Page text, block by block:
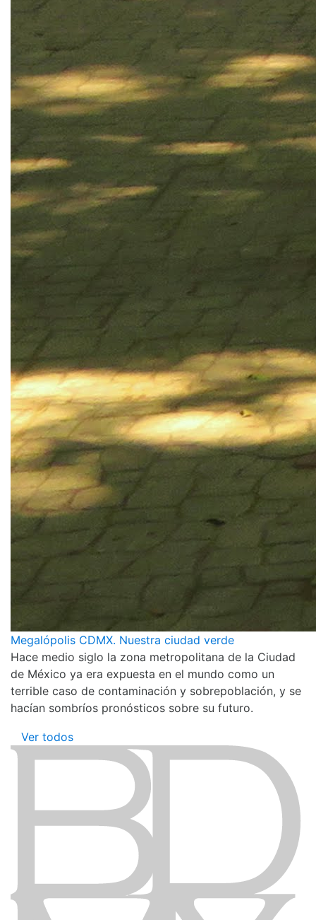
Megalópolis CDMX. Nuestra ciudad verde
Hace medio siglo la zona metropolitana de la Ciudad
de México ya era expuesta en el mundo como un
terrible caso de contaminación y sobrepoblación, y se
hacían sombríos pronósticos sobre su futuro.
Ver todos